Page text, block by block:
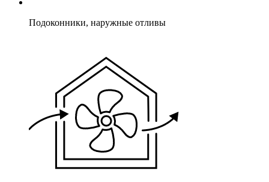
Подоконники, наружные отливы